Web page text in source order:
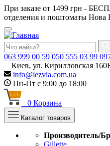
При заказе от 1499 грн -
отделения и поштоматы Нова
063 999 00 59 050 555 03 99
Киев, ул. Кирилловская
info@lezvia.com.ua
Пн-Пт с 9:00 до 18:00
0 Корзина
Каталог товаров
Производитель/